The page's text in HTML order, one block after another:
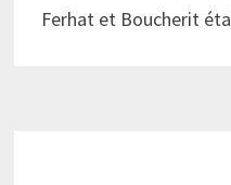
Ferhat et Boucherit